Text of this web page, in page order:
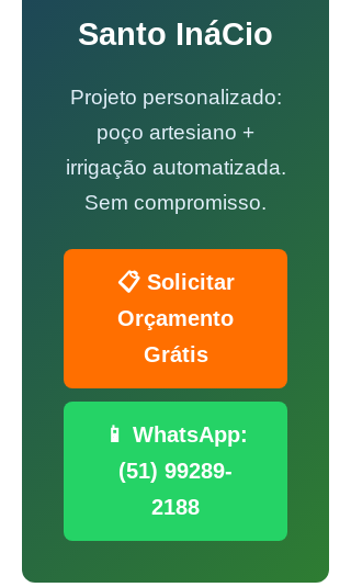
Santo InáCio
Projeto personalizado:
poço artesiano +
irrigação automatizada.
Sem compromisso.
📋 Solicitar
Orçamento
Grátis
📱 WhatsApp:
(51) 99289-
2188